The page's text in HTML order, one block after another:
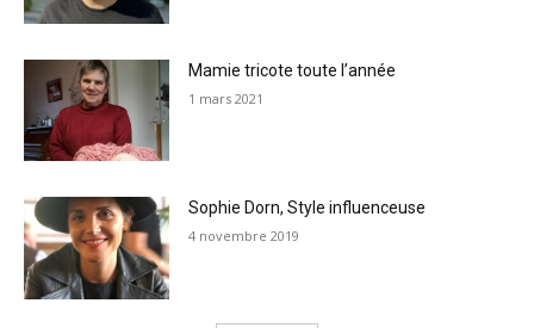
Mamie tricote toute l’année
1 mars 2021
Sophie Dorn, Style influenceuse
4 novembre 2019